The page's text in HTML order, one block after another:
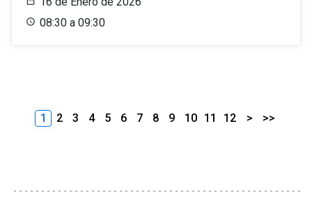
08:30 a 09:30
1 2 3 4 5 6 7 8 9 10 11 12 > >>